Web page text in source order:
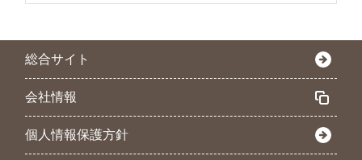
総合サイト
会社情報
個人情報保護方針